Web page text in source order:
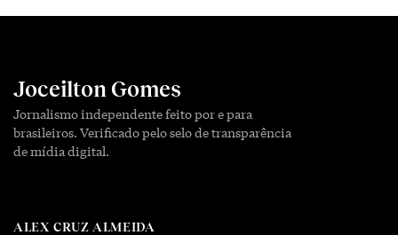
Joceilton Gomes
Jornalismo independente feito por e para
brasileiros. Verificado pelo selo de transparência
de mídia digital.
ALEX CRUZ ALMEIDA